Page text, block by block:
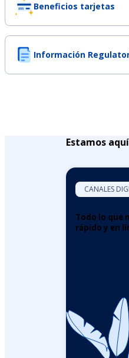
Beneficios tarjetas
Información
Estamos
CANALES
Todo lo que
rápido y en